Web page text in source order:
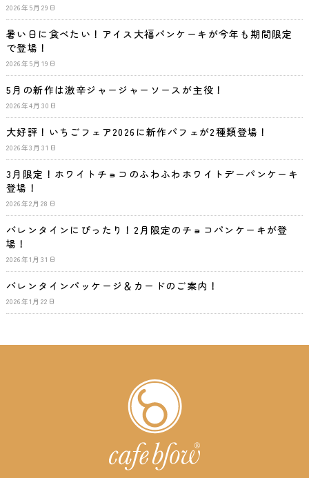
2026年5月29日
暑い日に食べたい！アイス大福パンケーキが今年も期間限定
で登場！
2026年5月19日
5月の新作は激辛ジャージャーソースが主役！
2026年4月30日
大好評！いちごフェア2026に新作パフェが2種類登場！
2026年3月31日
3月限定！ホワイトチョコのふわふわホワイトデーパンケーキ
登場！
2026年2月28日
バレンタインにぴったり！2月限定のチョコパンケーキが登
場！
2026年1月31日
バレンタインパッケージ＆カードのご案内！
2026年1月22日